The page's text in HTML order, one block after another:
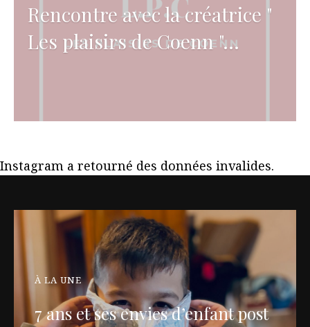
Rencontre avec la créatrice "
Les plaisirs de Coenn "...
Instagram a retourné des données invalides.
À LA UNE
7 ans et ses envies d’enfant post